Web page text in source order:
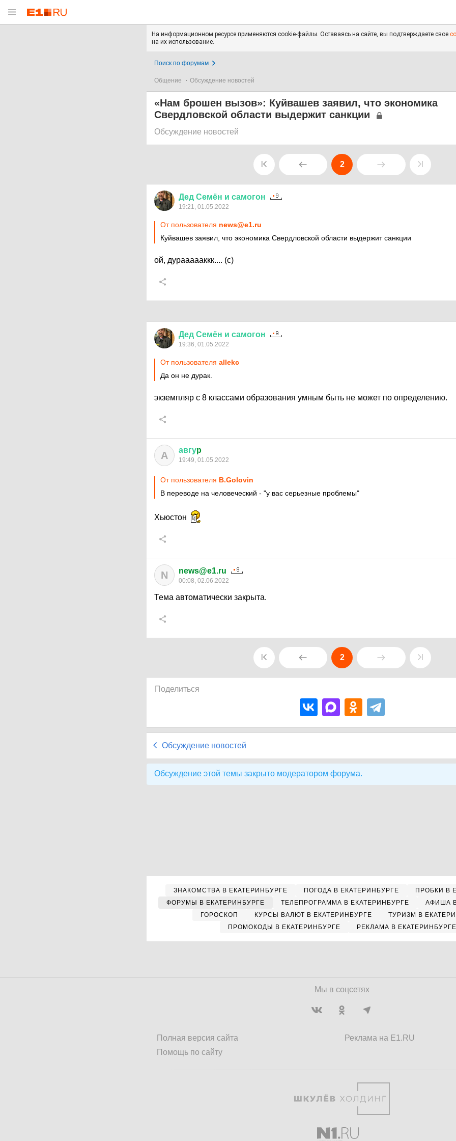
На информационном ресурсе применяются cookie-файлы. Оставаясь на сайте, вы подтверждаете свое
на их использование.
Поиск по форумам
Общение Обсуждение новостей
«Нам брошен вызов»: Куйвашев заявил, что экономика
Свердловской области выдержит санкции
Обсуждение новостей
2
Дед Семён и самогон
19:21, 01.05.2022
От пользователя news@e1.ru
Куйвашев заявил, что экономика Свердловской области выдержит санкции
ой, дураааааккк.... (с)
Дед Семён и самогон
19:36, 01.05.2022
От пользователя allekc
Да он не дурак.
экземпляр с 8 классами образования умным быть не может по определению.
А авгуp
19:49, 01.05.2022
От пользователя B.Golovin
В переводе на человеческий - "у вас серьезные проблемы"
Хьюстон
N news@e1.ru
00:08, 02.06.2022
Тема автоматически закрыта.
2
Поделиться
Обсуждение новостей
Обсуждение этой темы закрыто модератором форума.
ЗНАКОМСТВА В ЕКАТЕРИНБУРГЕ ПОГОДА В ЕКАТЕРИНБУРГЕ
ПРОБКИ В
ФОРУМЫ В ЕКАТЕРИНБУРГЕ
ТЕЛЕПРОГРАММА В ЕКАТЕРИНБУРГЕ
АФИША
ГОРОСКОП
КУРСЫ ВАЛЮТ В ЕКАТЕРИНБУРГЕ
ТУРИЗМ В
ПРОМОКОДЫ В ЕКАТЕРИНБУРГЕ
РЕКЛАМА В ЕКАТЕРИНБУРГЕ
Мы в соцсетях
Полная версия сайта
Помощь по сайту
Реклама на E1.RU